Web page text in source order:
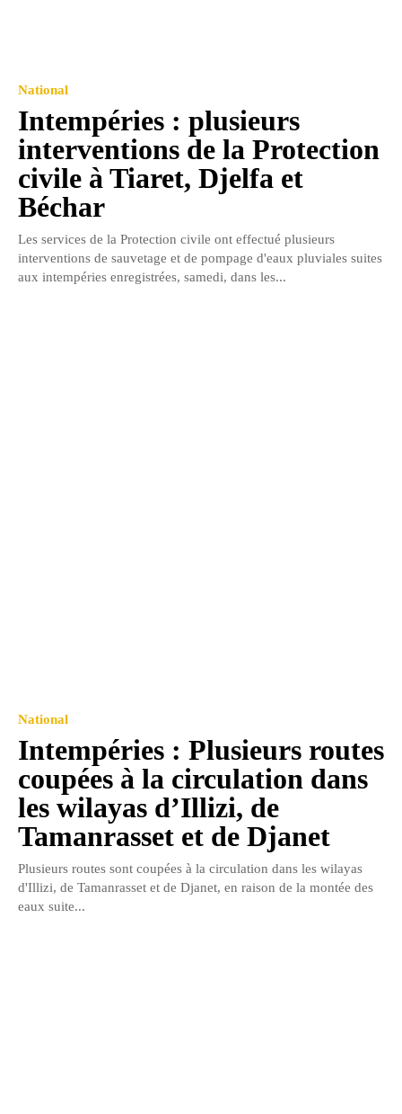
National
Intempéries : plusieurs
interventions de la Protection
civile à Tiaret, Djelfa et
Béchar
Les services de la Protection civile ont effectué plusieurs
interventions de sauvetage et de pompage d'eaux pluviales suites
aux intempéries enregistrées, samedi, dans les...
National
Intempéries : Plusieurs routes
coupées à la circulation dans
les wilayas d’Illizi, de
Tamanrasset et de Djanet
Plusieurs routes sont coupées à la circulation dans les wilayas
d'Illizi, de Tamanrasset et de Djanet, en raison de la montée des
eaux suite...